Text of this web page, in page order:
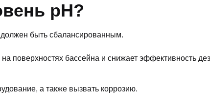
pH?
быть сбалансированным.
поверхностях бассейна и снижает эффективность
a также вызвать коррозию.